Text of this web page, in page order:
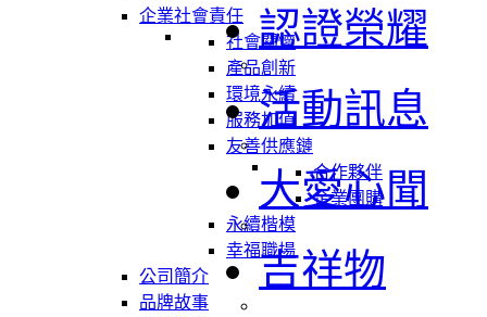
企業社會責任
社會關懷
產品創新
環境永續
服務加值
友善供應鏈
合作夥伴
企業團購
永續楷模
幸福職場
公司簡介
品牌故事
認證榮耀
活動訊息
大愛心聞
吉祥物